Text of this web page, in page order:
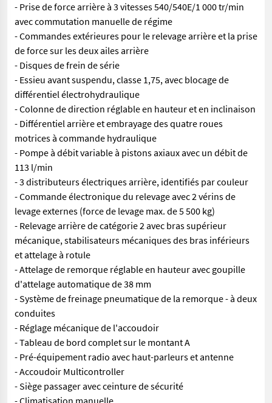
- Prise de force arrière à 3 vitesses 540/540E/1 000 tr/min
avec commutation manuelle de régime
- Commandes extérieures pour le relevage arrière et la prise
de force sur les deux ailes arrière
- Disques de frein de série
- Essieu avant suspendu, classe 1,75, avec blocage de
différentiel électrohydraulique
- Colonne de direction réglable en hauteur et en inclinaison
- Différentiel arrière et embrayage des quatre roues
motrices à commande hydraulique
- Pompe à débit variable à pistons axiaux avec un débit de
113 l/min
- 3 distributeurs électriques arrière, identifiés par couleur
- Commande électronique du relevage avec 2 vérins de
levage externes (force de levage max. de 5 500 kg)
- Relevage arrière de catégorie 2 avec bras supérieur
mécanique, stabilisateurs mécaniques des bras inférieurs
et attelage à rotule
- Attelage de remorque réglable en hauteur avec goupille
d'attelage automatique de 38 mm
- Système de freinage pneumatique de la remorque - à deux
conduites
- Réglage mécanique de l'accoudoir
- Tableau de bord complet sur le montant A
- Pré-équipement radio avec haut-parleurs et antenne
- Accoudoir Multicontroller
- Siège passager avec ceinture de sécurité
- Climatisation manuelle